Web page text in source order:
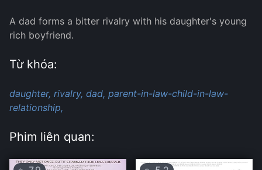
A dad forms a bitter rivalry with his daughter's young
rich boyfriend.
Từ khóa:
daughter, rivalry, dad, parent-in-law-child-in-law-
relationship,
Phim liên quan: